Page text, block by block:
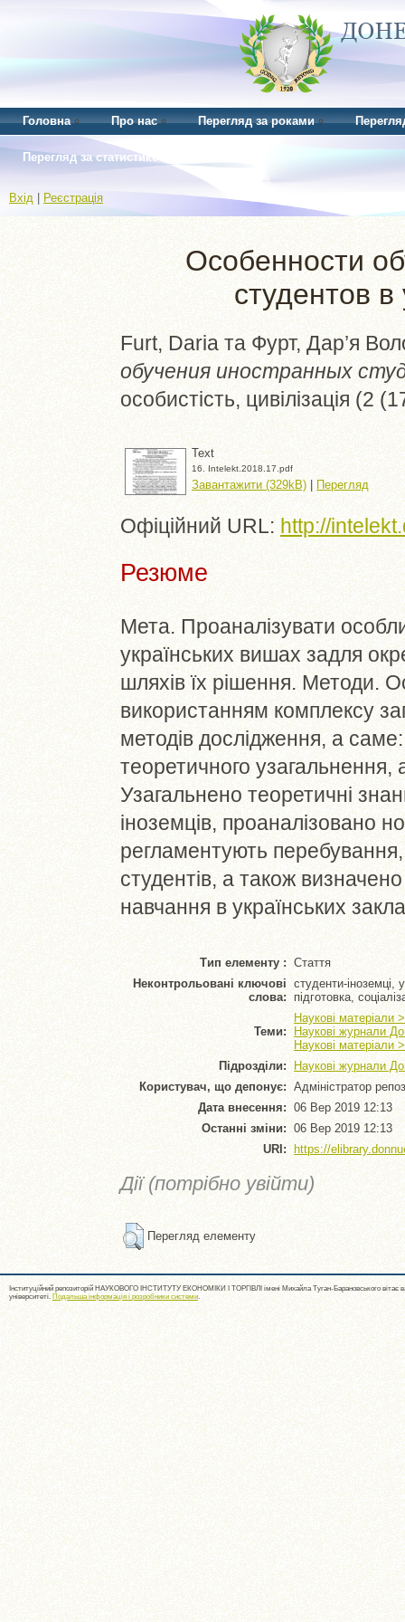
Головна Про нас Перегляд за роками
Перегляд за статистикою
Вхід Реєстрація
Особенности
студентов в
Furt, Daria та Фурт, Дар’я
обучения иностранных
особистість, цивілізація (2
Text
16. Intelekt.2018.17.pdf
Завантажити (329kB) | Перегляд
Офіційний URL: http://
Резюме
Мета. Проаналізувати
українських вишах задля
шляхів їх рішення. Методи.
використанням комплексу
методів дослідження, а
теоретичного узагальнення,
Узагальнено теоретичні
іноземців, проаналізовано
регламентують
студентів, а також
навчання в українських
Тип елементу : Стаття
Неконтрольовані ключові
слова:
студенти-іноземці,
підготовка,
Теми:
Наукові матеріали
Наукові журнали
Наукові матеріали
Підрозділи:
Наукові журнали
Користувач, що депонує: Адміністратор
Дата внесення: 06 Вер 2019 12:13
Останні зміни: 06 Вер 2019 12:13
URI:
https://
Дії (потрібно увійти)
Перегляд елементу
Інституційний репозиторій НАУКОВОГО ІНСТИТУТУ ЕКОНОМІКИ І ТОРГІВЛІ імені Михайла Туган-Барановського вітає
університеті. Подальша інформація і розробники системи